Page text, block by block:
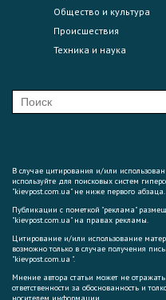
Общество и культура
Происшествия
Техника и наука
В случае цитирования и/или
используйте для поисковых систем
"kievpost.com.ua" не ниже первого абзаца.
Публикации с пометкой "реклама"
"kievpost.com.ua" на правах рекламы.
Цитирование и/или использование
возможно только в случае получения
"kievpost.com.ua ".
Мнение автора статьи может не
ответственности за обоснованность и